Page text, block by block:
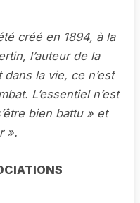
créé en 1894, à la
l’auteur de la
la vie, ce n’est
L’essentiel n’est
bien battu » et
».